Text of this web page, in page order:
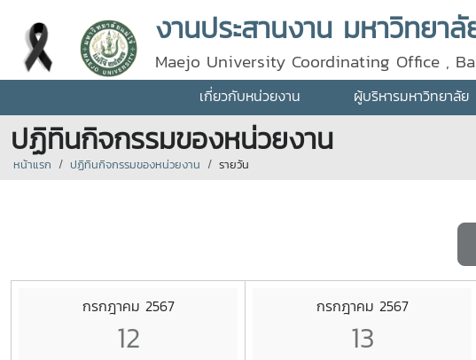
งานประสานงาน มหาวิทยา
Maejo University Coordinating Office ,
เกี่ยวกับหน่วยงาน ผู้บริหารมหาวิทยาลัย
ปฏิทินกิจกรรมของหน่วยงาน
หน้าแรก ปฏิทินกิจกรรมของหน่วยงาน รายวัน
กรกฎาคม 2567
12
กรกฎาคม 2567
13